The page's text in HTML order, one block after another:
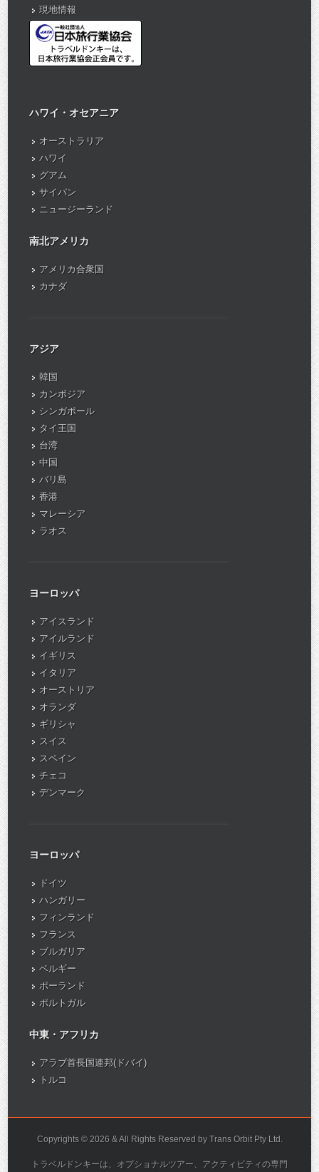
現地情報
ハワイ・オセアニア
オーストラリア
ハワイ
グアム
サイパン
ニュージーランド
南北アメリカ
アメリカ合衆国
カナダ
アジア
韓国
カンボジア
シンガポール
タイ王国
台湾
中国
バリ島
香港
マレーシア
ラオス
ヨーロッパ
アイスランド
アイルランド
イギリス
イタリア
オーストリア
オランダ
ギリシャ
スイス
スペイン
チェコ
デンマーク
ヨーロッパ
ドイツ
ハンガリー
フィンランド
フランス
ブルガリア
ベルギー
ポーランド
ポルトガル
中東・アフリカ
アラブ首長国連邦(ドバイ)
トルコ
Copyrights © 2026 & All Rights Reserved by Trans Orbit Pty Ltd.
トラベルドンキーは、オプショナルツアー、アクティビティの専門